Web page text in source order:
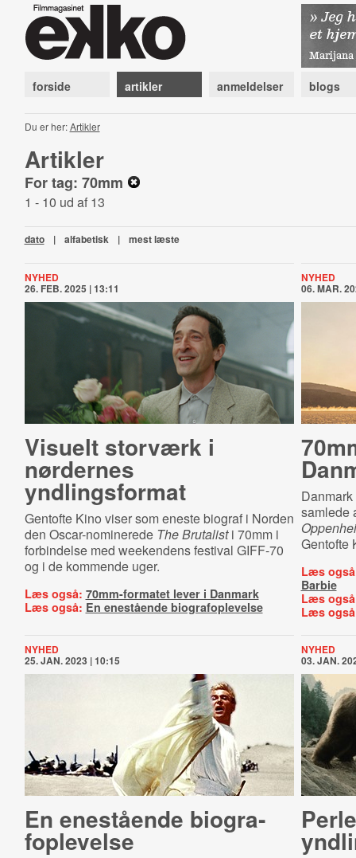
forside artikler anmeldelser blogs
Du er her:Artikler
Artikler
For tag: 70mm
1 - 10 ud af 13
dato | alfabetisk | mest læste
NYHED
26. FEB. 2025 | 13:11
Visuelt storværk i
nørdernes
yndlingsformat
Gentofte Kino viser som eneste biograf i Norden
den Oscar-nominerede The Brutalisti 70mm i
forbindelse med weekendens festival GIFF-70
og i de kommende uger.
Læs også: 70mm-formatet lever i Danmark
Læs også: En enestående biografoplevelse
NYHED
06. MAR.
samlede
Gentofte
Læs
Barbie
Læs
Læs
NYHED
25. JAN. 2023 | 10:15
En enestående bi­o­gra­
fop­le­vel­se
NYHED
03. JAN.